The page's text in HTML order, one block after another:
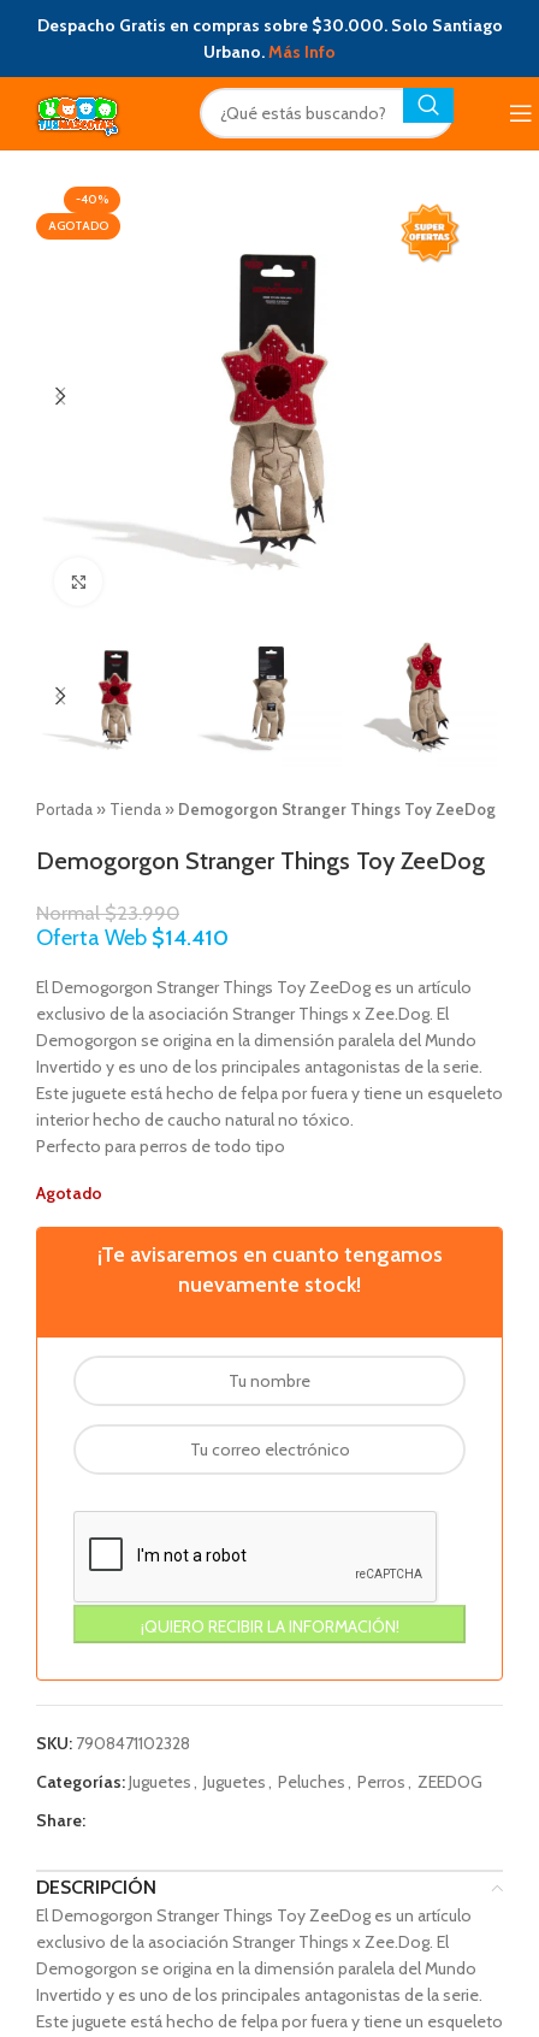
Despacho Gratis en compras sobre $30.000. Solo Santiago
Urbano.Más Info
-40%
AGOTADO
Portada » Tienda » Demogorgon Stranger Things Toy ZeeDog
Demogorgon Stranger Things Toy ZeeDog
Normal$23.990
Oferta Web $14.410
El Demogorgon Stranger Things Toy ZeeDog es un artículo
exclusivo de la asociación Stranger Things x Zee.Dog. El
Demogorgon se origina en la dimensión paralela del Mundo
Invertido y es uno de los principales antagonistas de la serie.
Este juguete está hecho de felpa por fuera y tiene un esqueleto
interior hecho de caucho natural no tóxico.
Perfecto para perros de todo tipo
Agotado
¡Te avisaremos en cuanto tengamos
nuevamente stock!
SKU: 7908471102328
Categorías:Juguetes, Juguetes, Peluches, Perros, ZEEDOG
Share:
DESCRIPCIÓN
El Demogorgon Stranger Things Toy ZeeDog es un artículo
exclusivo de la asociación Stranger Things x Zee.Dog. El
Demogorgon se origina en la dimensión paralela del Mundo
Invertido y es uno de los principales antagonistas de la serie.
Este juguete está hecho de felpa por fuera y tiene un esqueleto